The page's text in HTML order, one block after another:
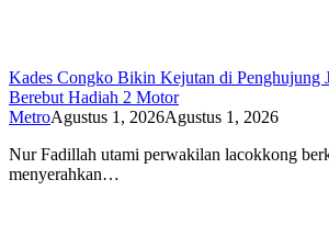
Kades Congko Bikin Kejutan di Penghujung
Berebut Hadiah 2 Motor
MetroAgustus 1, 2026Agustus 1, 2026
Nur Fadillah utami perwakilan lacokkong
menyerahkan…